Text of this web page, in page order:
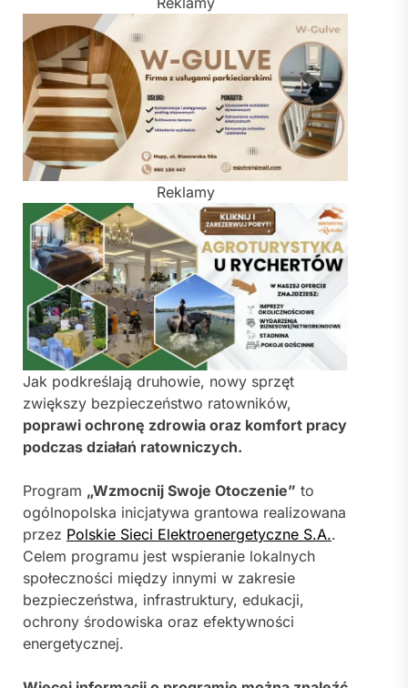
Reklamy
Jak podkreślają druhowie, nowy sprzęt
zwiększy bezpieczeństwo ratowników,
poprawi ochronę zdrowia oraz komfort pracy
podczas działań ratowniczych.
Program „Wzmocnij Swoje Otoczenie” to
ogólnopolska inicjatywa grantowa realizowana
przez Polskie Sieci Elektroenergetyczne S.A..
Celem programu jest wspieranie lokalnych
społeczności między innymi w zakresie
bezpieczeństwa, infrastruktury, edukacji,
ochrony środowiska oraz efektywności
energetycznej.